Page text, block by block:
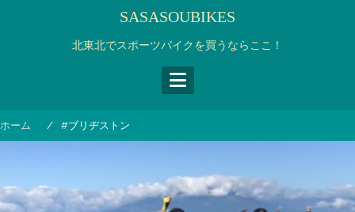
キ
SASASOUBIKES
北東北でスポーツバイクを買うならここ！
ホーム #ブリヂストン